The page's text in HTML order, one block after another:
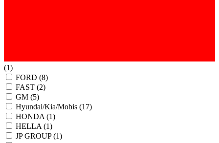
(1)
FORD (8)
FAST (2)
GM (5)
Hyundai/Kia/Mobis (17)
HONDA (1)
HELLA (1)
JP GROUP(1)